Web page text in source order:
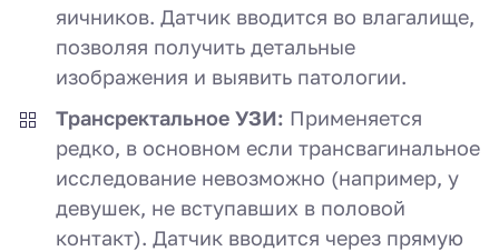
яичников. Датчик вводится во влагалище,
позволяя получить детальные
изображения и выявить патологии.
Трансректальное УЗИ: Применяется
редко, в основном если трансвагинальное
исследование невозможно (например, у
девушек, не вступавших в половой
контакт). Датчик вводится через прямую